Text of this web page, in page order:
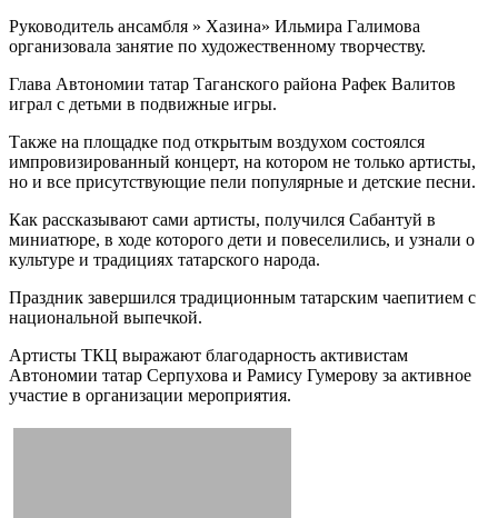
Руководитель ансамбля » Хазина» Ильмира Галимова
организовала занятие по художественному творчеству.
Глава Автономии татар Таганского района Рафек Валитов
играл с детьми в подвижные игры.
Также на площадке под открытым воздухом состоялся
импровизированный концерт, на котором не только артисты,
но и все присутствующие пели популярные и детские песни.
Как рассказывают сами артисты, получился Сабантуй в
миниатюре, в ходе которого дети и повеселились, и узнали о
культуре и традициях татарского народа.
Праздник завершился традиционным татарским чаепитием с
национальной выпечкой.
Артисты ТКЦ выражают благодарность активистам
Автономии татар Серпухова и Рамису Гумерову за активное
участие в организации мероприятия.